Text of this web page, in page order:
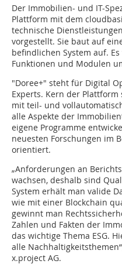
Der Immobilien- und IT-
Plattform mit dem
technische
vorgestellt. Sie baut auf
befindlichen System auf.
Funktionen und Modulen
"Doree+" steht für Digital
Experts. Kern der
mit teil- und
alle Aspekte der
eigene Programme
neuesten Forschungen im
orientiert.
„Anforderungen an
wachsen, deshalb sind
System erhält man valide
wie mit einer Blockchain
gewinnt man
Zahlen und Fakten der
das wichtige Thema ESG.
alle
x.project AG.